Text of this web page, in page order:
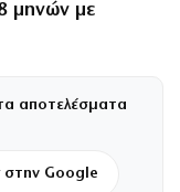
μηνών με
αποτελέσματα
Google